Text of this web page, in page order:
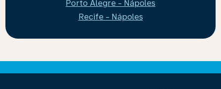
Porto Alegre - Nápoles
Recife - Nápoles